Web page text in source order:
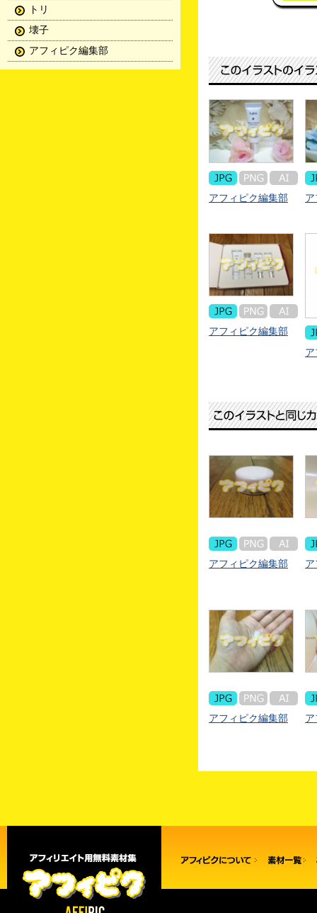
アフィピク編集部
アフィピク編集部
アフィピク編集部
アフィピク編集部
トリ
壊子
アフィピク編集部